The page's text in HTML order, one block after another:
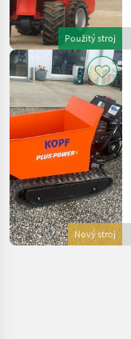
Použitý stroj
Nový stroj